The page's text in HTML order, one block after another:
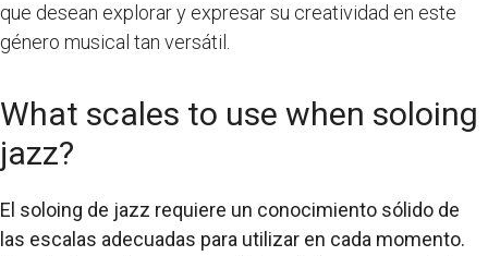
que desean explorar y expresar su creatividad en este
género musical tan versátil.
What scales to use when soloing
jazz?
El soloing de jazz requiere un conocimiento sólido de
las escalas adecuadas para utilizar en cada momento.